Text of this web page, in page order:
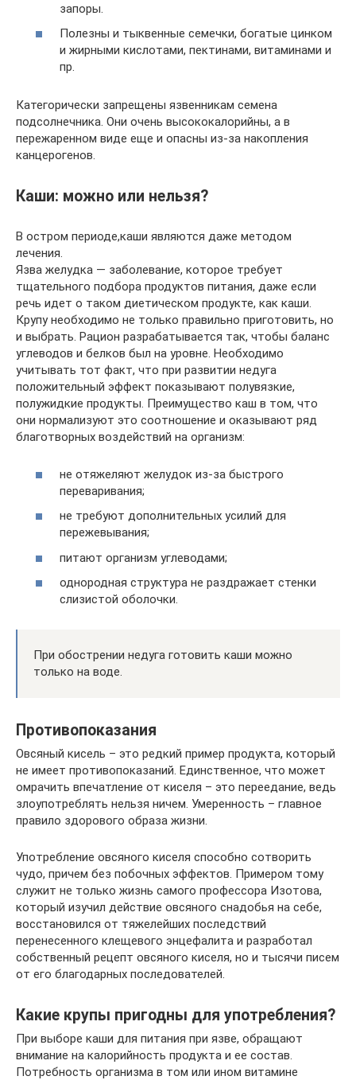
запоры.
Полезны и тыквенные семечки, богатые цинком
и жирными кислотами, пектинами, витаминами и
пр.
Категорически запрещены язвенникам семена
подсолнечника. Они очень высококалорийны, а в
пережаренном виде еще и опасны из-за накопления
канцерогенов.
Каши: можно или нельзя?
В остром периоде,каши являются даже методом
лечения.
Язва желудка — заболевание, которое требует
тщательного подбора продуктов питания, даже если
речь идет о таком диетическом продукте, как каши.
Крупу необходимо не только правильно приготовить, но
и выбрать. Рацион разрабатывается так, чтобы баланс
углеводов и белков был на уровне. Необходимо
учитывать тот факт, что при развитии недуга
положительный эффект показывают полувязкие,
полужидкие продукты. Преимущество каш в том, что
они нормализуют это соотношение и оказывают ряд
благотворных воздействий на организм:
не отяжеляют желудок из-за быстрого
переваривания;
не требуют дополнительных усилий для
пережевывания;
питают организм углеводами;
однородная структура не раздражает стенки
слизистой оболочки.
При обострении недуга готовить каши можно
только на воде.
Противопоказания
Овсяный кисель – это редкий пример продукта, который
не имеет противопоказаний. Единственное, что может
омрачить впечатление от киселя – это переедание, ведь
злоупотреблять нельзя ничем. Умеренность – главное
правило здорового образа жизни.
Употребление овсяного киселя способно сотворить
чудо, причем без побочных эффектов. Примером тому
служит не только жизнь самого профессора Изотова,
который изучил действие овсяного снадобья на себе,
восстановился от тяжелейших последствий
перенесенного клещевого энцефалита и разработал
собственный рецепт овсяного киселя, но и тысячи писем
от его благодарных последователей.
Какие крупы пригодны для употребления?
При выборе каши для питания при язве, обращают
внимание на калорийность продукта и ее состав.
Потребность организма в том или ином витамине